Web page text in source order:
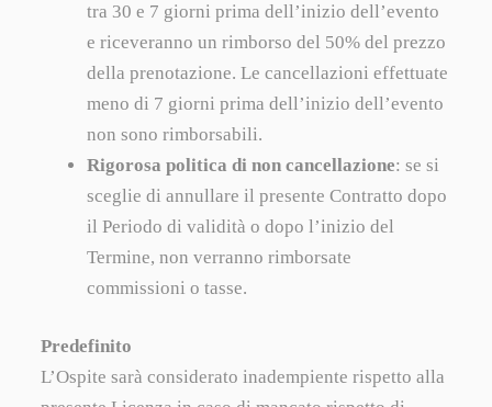
tra 30 e 7 giorni prima dell’inizio dell’evento
e riceveranno un rimborso del 50% del prezzo
della prenotazione. Le cancellazioni effettuate
meno di 7 giorni prima dell’inizio dell’evento
non sono rimborsabili.
Rigorosa politica di non cancellazione: se si
sceglie di annullare il presente Contratto dopo
il Periodo di validità o dopo l’inizio del
Termine, non verranno rimborsate
commissioni o tasse.
Predefinito
L’Ospite sarà considerato inadempiente rispetto alla